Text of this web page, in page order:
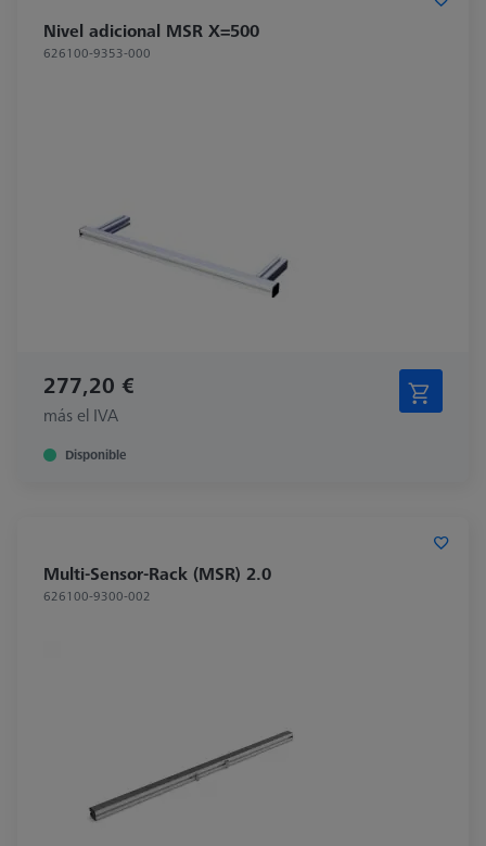
Nivel adicional MSR X=500
626100-9353-000
277,20 €
más el IVA
Disponible
Multi-Sensor-Rack (MSR) 2.0
626100-9300-002